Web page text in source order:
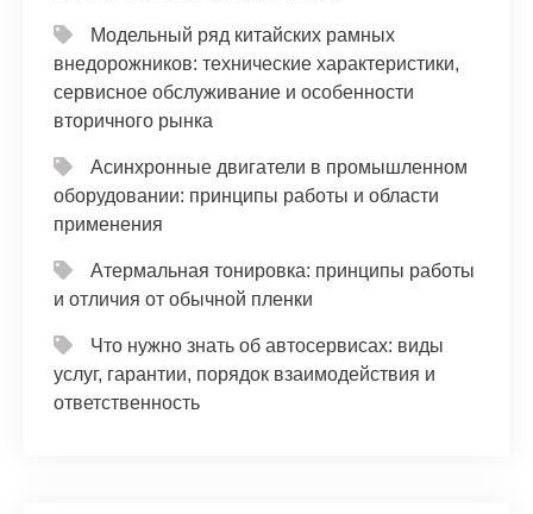
Модельный ряд китайских рамных
внедорожников: технические характеристики,
сервисное обслуживание и особенности
вторичного рынка
Асинхронные двигатели в промышленном
оборудовании: принципы работы и области
применения
Атермальная тонировка: принципы работы
и отличия от обычной пленки
Что нужно знать об автосервисах: виды
услуг, гарантии, порядок взаимодействия и
ответственность